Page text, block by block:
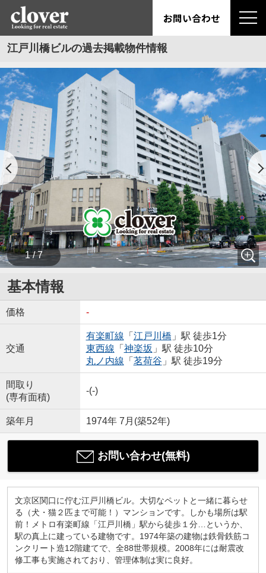
お問い合わせ
江戸川橋ビルの過去掲載物件情報
1 / 7
基本情報
価格 -
交通
有楽町線 「 江戸川橋 」駅 徒歩1分
東西線 「 神楽坂 」駅 徒歩10分
丸ノ内線 「 茗荷谷 」駅 徒歩19分
間取り
(専有面積)
-(-)
築年月 1974年 7月(築52年)
お問い合わせ(無料)
文京区関口に佇む江戸川橋ビル。大切なペットと一緒に暮らせ
る（犬・猫２匹まで可能！）マンションです。しかも場所は駅
前！メトロ有楽町線「江戸川橋」駅から徒歩１分…というか、
駅の真上に建っている建物です。1974年築の建物は鉄骨鉄筋コ
ンクリート造12階建てで、全88世帯規模。2008年には耐震改
修工事も実施されており、管理体制は実に良好。